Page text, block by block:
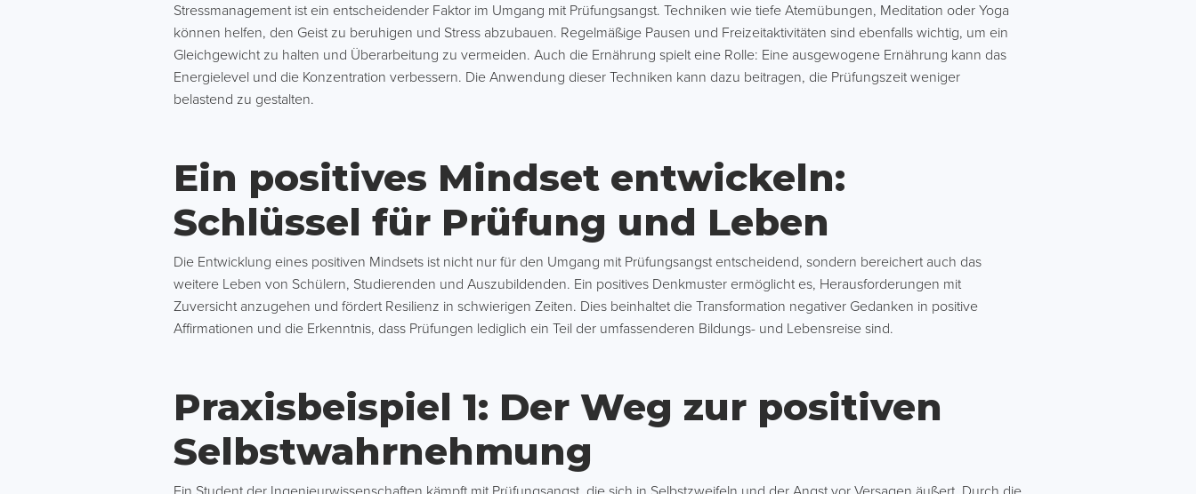
Stressmanagement ist ein entscheidender Faktor im Umgang mit Prüfungsangst. Techniken wie tiefe Atemübungen, Meditation oder Yoga
können helfen, den Geist zu beruhigen und Stress abzubauen. Regelmäßige Pausen und Freizeitaktivitäten sind ebenfalls wichtig, um ein
Gleichgewicht zu halten und Überarbeitung zu vermeiden. Auch die Ernährung spielt eine Rolle: Eine ausgewogene Ernährung kann das
Energielevel und die Konzentration verbessern. Die Anwendung dieser Techniken kann dazu beitragen, die Prüfungszeit weniger
belastend zu gestalten.
Ein positives Mindset entwickeln:
Schlüssel für Prüfung und Leben
Die Entwicklung eines positiven Mindsets ist nicht nur für den Umgang mit Prüfungsangst entscheidend, sondern bereichert auch das
weitere Leben von Schülern, Studierenden und Auszubildenden. Ein positives Denkmuster ermöglicht es, Herausforderungen mit
Zuversicht anzugehen und fördert Resilienz in schwierigen Zeiten. Dies beinhaltet die Transformation negativer Gedanken in positive
Affirmationen und die Erkenntnis, dass Prüfungen lediglich ein Teil der umfassenderen Bildungs- und Lebensreise sind.
Praxisbeispiel 1: Der Weg zur positiven
Selbstwahrnehmung